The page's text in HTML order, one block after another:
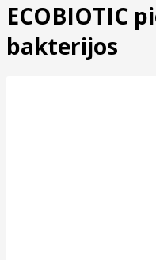
ECOBIOTIC
bakterijos